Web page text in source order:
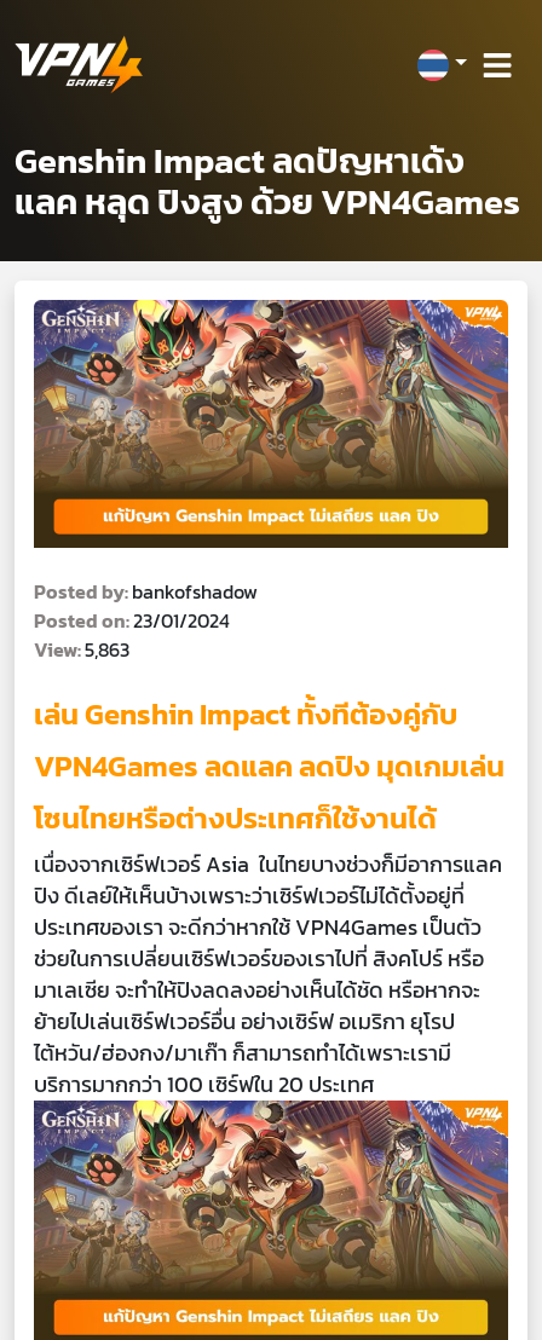
Genshin Impact ลดปัญหาเด้ง
แลค หลุด ปิงสูง ด้วย VPN4Games
Posted by:bankofshadow
Posted on:23/01/2024
View:5,863
เล่น Genshin Impact ทั้งทีต้องคู่กับ
VPN4Games ลดแลค ลดปิง มุดเกมเล่น
โซนไทยหรือต่างประเทศก็ใช้งานได้
เนื่องจากเซิร์ฟเวอร์ Asia ในไทยบางช่วงก็มีอาการแลค
ปิง ดีเลย์ให้เห็นบ้างเพราะว่าเซิร์ฟเวอร์ไม่ได้ตั้งอยู่ที่
ประเทศของเรา จะดีกว่าหากใช้ VPN4Games เป็นตัว
ช่วยในการเปลี่ยนเซิร์ฟเวอร์ของเราไปที่ สิงคโปร์ หรือ
มาเลเซีย จะทำให้ปิงลดลงอย่างเห็นได้ชัด หรือหากจะ
ย้ายไปเล่นเซิร์ฟเวอร์อื่น อย่างเซิร์ฟ อเมริกา ยุโรป
ไต้หวัน/ฮ่องกง/มาเก๊า ก็สามารถทำได้เพราะเรามี
บริการมากกว่า 100 เซิร์ฟใน 20 ประเทศ